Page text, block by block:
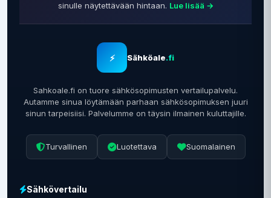
sinulle näytettävään hintaan. Lue lisää →
⚡ Sähköale.fi
Sahkoale.fi on tuore sähkösopimusten vertailupalvelu.
Autamme sinua löytämään parhaan sähkösopimuksen juuri
sinun tarpeisiisi. Palvelumme on täysin ilmainen kuluttajille.
Turvallinen Luotettava Suomalainen
Sähkövertailu